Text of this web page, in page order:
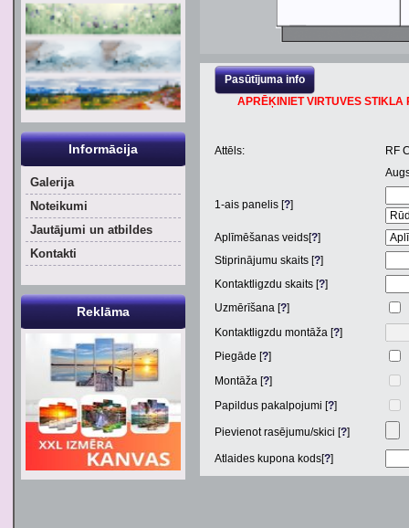
Pasūtījuma info
APRĒĶINIET VIRTUVES
Attēls:
RF
1-ais panelis [?]
Aplīmēšanas veids[?]
Stiprinājumu skaits [?]
Kontaktligzdu skaits [?]
Uzmērīšana [?]
Kontaktligzdu montāža [?]
Piegāde [?]
Montāža [?]
Papildus pakalpojumi [?]
Pievienot rasējumu/skici [?]
Atlaides kupona kods[?]
Informācija
Galerija
Noteikumi
Jautājumi un atbildes
Kontakti
Reklāma